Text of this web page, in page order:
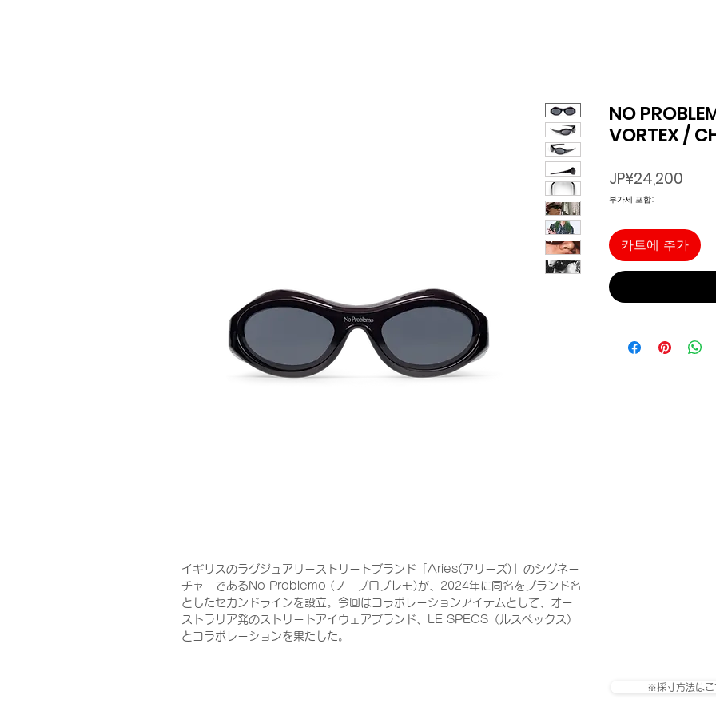
イギリスのラグジュアリーストリートブランド「Aries(アリーズ)」のシグネー
チャーであるNo Problemo (ノープロブレモ)が、2024年に同名をブランド名
としたセカンドラインを設立。今回はコラボレーションアイテムとして、オー
ストラリア発のストリートアイウェアブランド、LE SPECS（ルスペックス）
とコラボレーションを果たした。
NO
VORTEX /
JP¥24,200
부가세 포함:
카트에 추가
※採寸方法はこ